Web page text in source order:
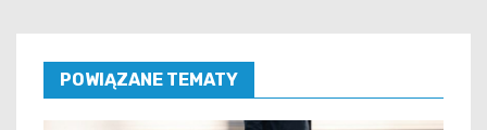
POWIĄZANE TEMATY